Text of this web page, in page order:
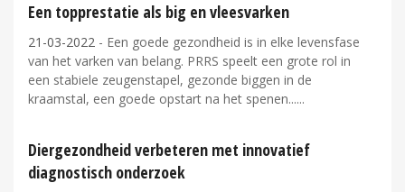
Een topprestatie als big en vleesvarken
21-03-2022 - Een goede gezondheid is in elke levensfase
van het varken van belang. PRRS speelt een grote rol in
een stabiele zeugenstapel, gezonde biggen in de
kraamstal, een goede opstart na het spenen...
Diergezondheid verbeteren met innovatief
diagnostisch onderzoek